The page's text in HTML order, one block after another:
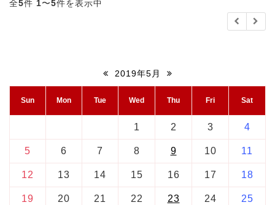
2019年5月
Sun Mon Tue Wed Thu Fri Sat
1 2 3 4
5 6 7 8 9 10 11
12 13 14 15 16 17 18
19 20 21 22 23 24 25
全5件 1〜5件を表示中